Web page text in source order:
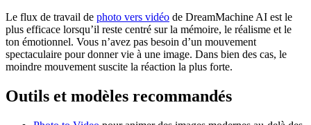
Le flux de travail de photo vers vidéo de DreamMachine AI est le
plus efficace lorsqu’il reste centré sur la mémoire, le réalisme et le
ton émotionnel. Vous n’avez pas besoin d’un mouvement
spectaculaire pour donner vie à une image. Dans bien des cas, le
moindre mouvement suscite la réaction la plus forte.
Outils et modèles recommandés